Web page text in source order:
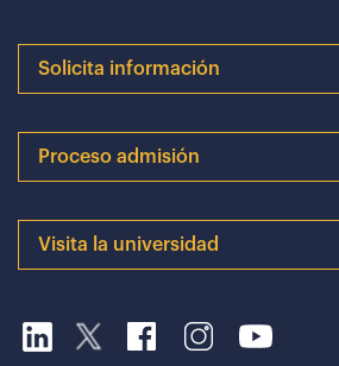
Solicita información
Proceso admisión
Visita la universidad